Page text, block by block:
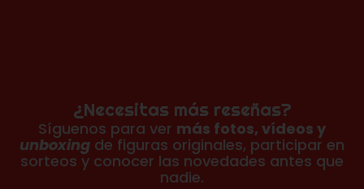
¿Necesitas más reseñas?
Síguenos para ver más fotos, vídeos y
unboxing de figuras originales, participar en
sorteos y conocer las novedades antes que
nadie.